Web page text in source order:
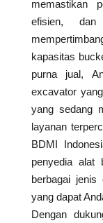
memastikan
efisien,
kapasitas
purna jual,
excavator
yang sedang
layanan
BDMI
penyedia alat
berbagai jenis
yang dapat
Dengan